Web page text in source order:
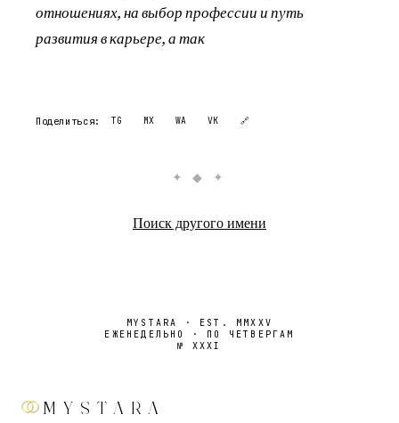
отношениях, на выбор профессии и путь
развития в карьере, а так
Поделиться: TG MX WA VK 🔗
✦ ◆ ✦
Поиск другого имени
MYSTARA · EST. MMXXV
ЕЖЕНЕДЕЛЬНО · ПО ЧЕТВЕРГАМ
№ XXXI
MYSTARA